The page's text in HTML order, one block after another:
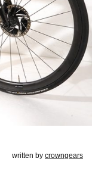
written by crowngears